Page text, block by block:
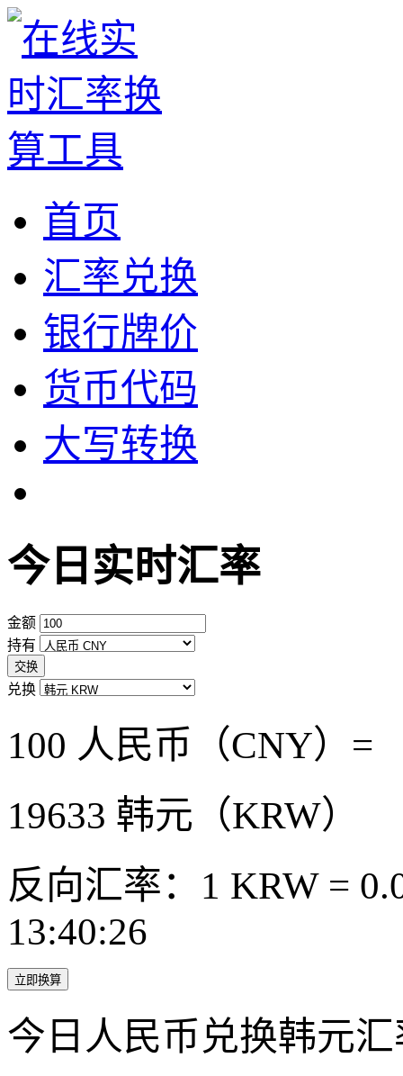
首页
汇率兑换
银行牌价
货币代码
大写转换
今日实时汇率
金额
持有
交换
兑换
100 人民币（CNY）=
19633 韩元（KRW）
反向汇率：1 KRW =
13:40:26
立即换算
今日人民币兑换韩元